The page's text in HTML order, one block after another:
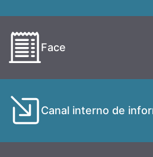
Face
Canal interno de